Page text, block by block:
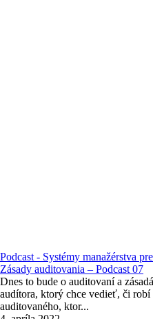
Podcast - Systémy manažérstva
Zásady auditovania – Podcast 07
Dnes to bude o auditovaní a
audítora, ktorý chce vedieť, či robí
auditovaného, ktor...